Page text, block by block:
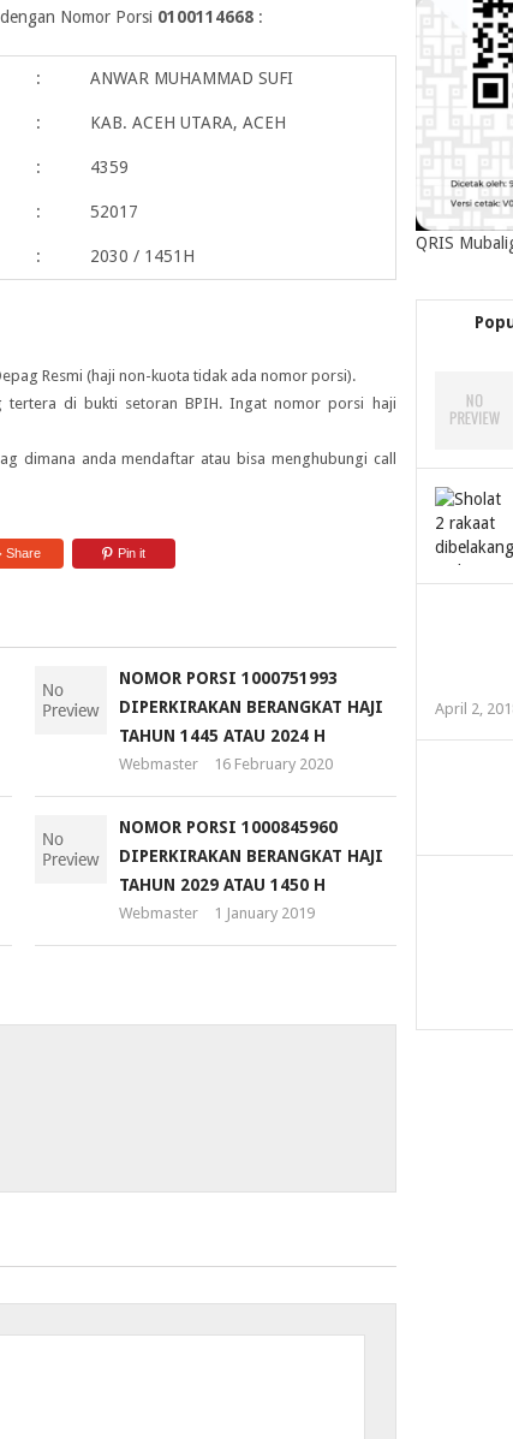
Nomor Porsi 0100114668:
: ANWAR MUHAMMAD SUFI
: KAB. ACEH UTARA, ACEH
: 4359
: 52017
: 2030 / 1451H
Resmi (haji non-kuota tidak ada nomor porsi).
di bukti setoran BPIH. Ingat nomor porsi haji
dimana anda mendaftar atau bisa menghubungi call
Share Pin it
NOMOR PORSI 1000751993
DIPERKIRAKAN BERANGKAT HAJI
TAHUN 1445 ATAU 2024 H
Webmaster 16 February 2020
NOMOR PORSI 1000845960
DIPERKIRAKAN BERANGKAT HAJI
TAHUN 2029 ATAU 1450 H
Webmaster 1 January 2019
QRIS
April 2,